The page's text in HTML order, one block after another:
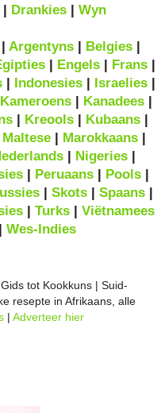
Drankies| Wyn
| Argentyns | Belgies |
| Engels | Frans |
| Indonesies | Israelies |
Kameroens | Kanadees |
| Kreools | Kubaans |
Maltese| Marokkaans|
| Nigeries|
| Peruaans | Pools |
| Skots | Spaans |
| Turks| Viëtnamees
Wes-Indies
tot Kookkuns | Suid-
resepte in Afrikaans, alle
| Adverteer hier